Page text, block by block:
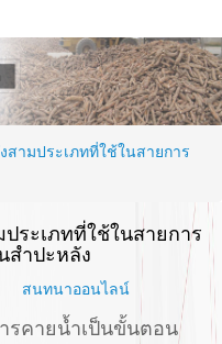
สามประเภทที่ใช้ในสายการ
ระเภทที่ใช้ในสายการ
ำปะหลัง
สนทนาออนไลน์
รคายน้ำเป็นขั้นตอน